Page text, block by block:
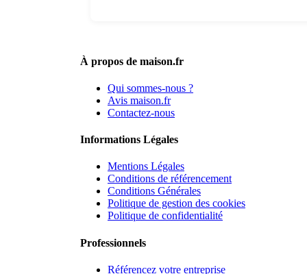
À propos de maison.fr
Qui sommes-nous ?
Avis maison.fr
Contactez-nous
Informations Légales
Mentions Légales
Conditions de référencement
Conditions Générales
Politique de gestion des cookies
Politique de confidentialité
Professionnels
Référencez votre entreprise